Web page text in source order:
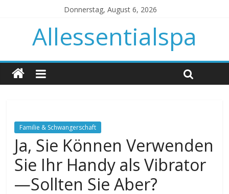
Donnerstag, August 6, 2026
Allessentialspa
Familie & Schwangerschaft
Ja, Sie Können Verwenden
Sie Ihr Handy als Vibrator
—Sollten Sie Aber?